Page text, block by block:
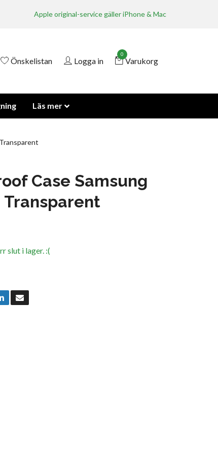
Apple original-service gäller iPhone & Mac
Önskelistan Logga in
0
Varukorg
Läs mer
Case Samsung
Transparent
slut i lager. :(